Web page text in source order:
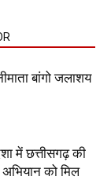
बांगो जलाशय
में छत्तीसगढ़ की
को मिल